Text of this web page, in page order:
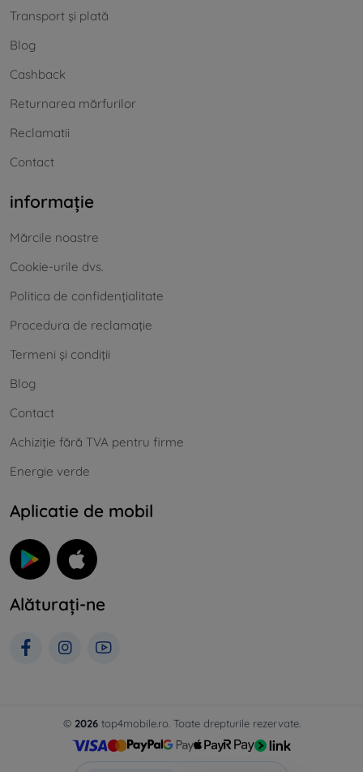
Transport și plată
Blog
Cashback
Returnarea mărfurilor
Reclamatii
Contact
informație
Mărcile noastre
Cookie-urile dvs.
Politica de confidențialitate
Procedura de reclamație
Termeni și condiții
Blog
Contact
Achiziție fără TVA pentru firme
Energie verde
Aplicatie de mobil
Alăturați-ne
© 2026top4mobile.ro. Toate drepturile rezervate.